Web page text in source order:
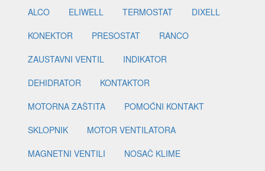
ALCO
ELIWELL TERMOSTAT
DIXELL
KONEKTOR
PRESOSTAT
RANCO
ZAUSTAVNI VENTIL
INDIKATOR
DEHIDRATOR
KONTAKTOR
MOTORNA ZAŠTITA
POMOĆNI KONTAKT
SKLOPNIK
MOTOR VENTILATORA
MAGNETNI VENTILI
NOSAČ KLIME